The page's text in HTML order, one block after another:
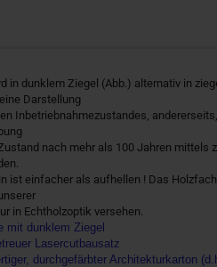
in dunklem Ziegel (Abb.) alternativ in
Darstellung
Inbetriebnahmezustandes,
nach mehr als 100 Jahren mittels
ist einfacher als aufhellen ! Das
in Echtholzoptik versehen.
mit dunklem Ziegel
Lasercutbausatz
durchgefärbter Architekturkarton